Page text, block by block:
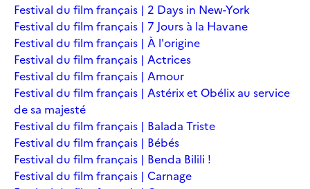
Festival du film français | 2 Days in New-York
Festival du film français | 7 Jours à la Havane
Festival du film français | À l'origine
Festival du film français | Actrices
Festival du film français | Amour
Festival du film français | Astérix et Obélix au service
de sa majesté
Festival du film français | Balada Triste
Festival du film français | Bébés
Festival du film français | Benda Bilili !
Festival du film français | Carnage